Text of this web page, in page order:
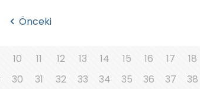
Önceki
10 11 12 13 14 15 16 17 18
30 31 32 33 34 35 36 37 38